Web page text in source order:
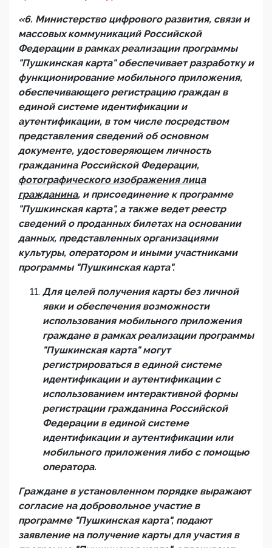
«6. Министерство цифрового развития, связи и
массовых коммуникаций Российской
Федерации в рамках реализации программы
"Пушкинская карта" обеспечивает разработку и
функционирование мобильного приложения,
обеспечивающего регистрацию граждан в
единой системе идентификации и
аутентификации, в том числе посредством
представления сведений об основном
документе, удостоверяющем личность
гражданина Российской Федерации,
фотографического изображения лица
гражданина, и присоединение к программе
"Пушкинская карта", а также ведет реестр
сведений о проданных билетах на основании
данных, представленных организациями
культуры, оператором и иными участниками
программы "Пушкинская карта".
Для целей получения карты без личной
явки и обеспечения возможности
использования мобильного приложения
граждане в рамках реализации программы
"Пушкинская карта" могут
регистрироваться в единой системе
идентификации и аутентификации с
использованием интерактивной формы
регистрации гражданина Российской
Федерации в единой системе
идентификации и аутентификации или
мобильного приложения либо с помощью
оператора.
Граждане в установленном порядке выражают
согласие на добровольное участие в
программе "Пушкинская карта", подают
заявление на получение карты для участия в